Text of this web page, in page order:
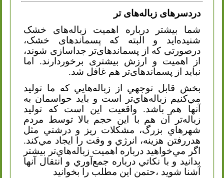
دردسرهای زباله‌های تر
شما بیشتر درباره اهمیت زباله‌های خشک
شنیده‌اید و البته که پسماندهای خشک،
درصورتی که از پسماندهای‌تر جداسازی شوند،
از اهمیت و ارزش بیشتری برخوردارند. اما
نباید از پسماندهای‌تر هم غافل شد.
بخش قابل توجهي از زباله‌هايي كه ما توليد
مي‌كنيم زباله‌هاي‌تر است و بايد حواسمان به
آنها هم باشد. واقعيت اين است كه توليد
زباله‌تر آن هم با اين حجم بالا توسط مردم
شهرهاي بزرگ، مشكلات ريز و درشتي مثل
هدر‌رفتن هزينه، انرژي و وقت را ايجاد مي‌كند.
اگر مي‌خواهيد درباره اهميت زباله‌هاي‌تر بيشتر
بدانيد و با نكاتي درباره جمع‌آوري و انتقال آنها
آشنا شويد ،حتمن این مطلب را بخوانید